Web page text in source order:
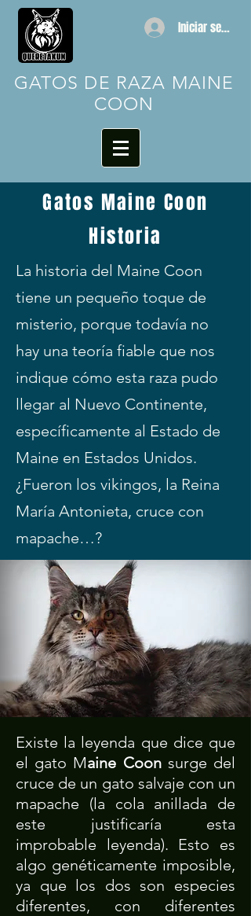
Iniciar sesión
GATOS DE RAZA MAINE
COON
Gatos Maine Coon
Historia
La historia del Maine Coon
tiene un pequeño toque de
misterio, porque todavía no
hay una teoría fiable que nos
indique cómo esta raza pudo
llegar al Nuevo Continente,
específicamente al Estado de
Maine en Estados Unidos.
¿Fueron los vikingos, la Reina
María Antonieta, cruce con
mapache…?
Existe la leyenda que dice que
el gato Maine Coonsurge del
cruce de un gato salvaje con un
mapache (la cola anillada de
este justificaría esta
improbable leyenda). Esto es
algo genéticamente imposible,
ya que los dos son especies
diferentes, con diferentes